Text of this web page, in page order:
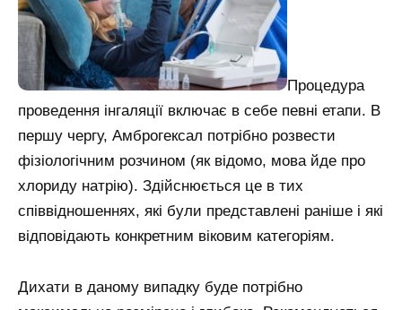
Процедура
проведення інгаляції включає в себе певні етапи. В
першу чергу, Амброгексал потрібно розвести
фізіологічним розчином (як відомо, мова йде про
хлориду натрію). Здійснюється це в тих
співвідношеннях, які були представлені раніше і які
відповідають конкретним віковим категоріям.
Дихати в даному випадку буде потрібно